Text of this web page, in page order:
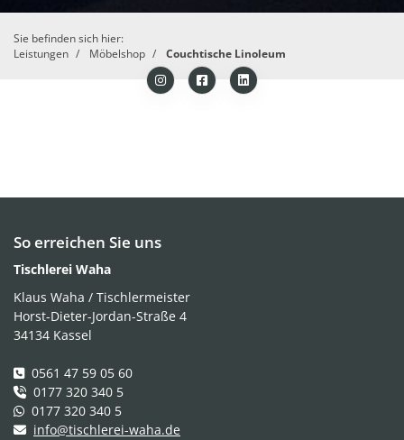
Sie befinden sich hier:
Leistungen
Möbelshop Couchtische Linoleum
So erreichen Sie uns
Tischlerei Waha
Klaus Waha / Tischlermeister
Horst-Dieter-Jordan-Straße 4
34134 Kassel
0561 47 59 05 60
0177 320 340 5
0177 320 340 5
info@tischlerei-waha.de